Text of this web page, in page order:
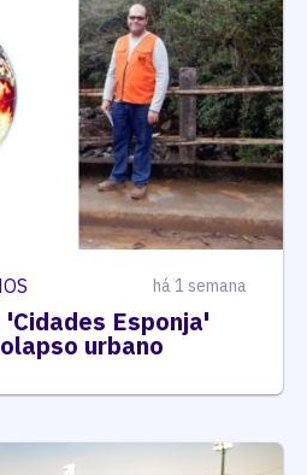
há 1 semana
Esponja'
urbano